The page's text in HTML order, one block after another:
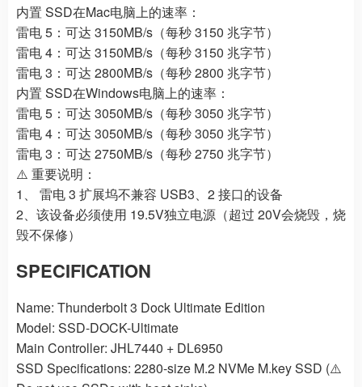
内置 SSD在Mac电脑上的速率：
雷电 5：可达 3150MB/s（每秒 3150 兆字节）
雷电 4：可达 3150MB/s（每秒 3150 兆字节）
雷电 3：可达 2800MB/s（每秒 2800 兆字节）
内置 SSD在Windows电脑上的速率：
雷电 5：可达 3050MB/s（每秒 3050 兆字节）
雷电 4：可达 3050MB/s（每秒 3050 兆字节）
雷电 3：可达 2750MB/s（每秒 2750 兆字节）
⚠️ 重要说明：
1、 雷电 3 扩展坞不兼容 USB3、2 接口的设备
2、该设备必须使用 19.5V独立电源（超过 20V会烧毁，烧
毁不保修）
SPECIFICATION
Name: Thunderbolt 3 Dock Ultimate Edition
Model: SSD-DOCK-Ultimate
Main Controller: JHL7440 + DL6950
SSD Specifications: 2280-size M.2 NVMe M.key SSD (⚠️